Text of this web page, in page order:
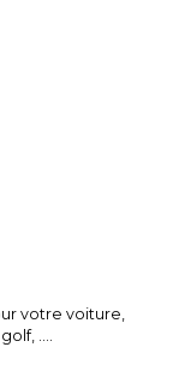
votre voiture,
....